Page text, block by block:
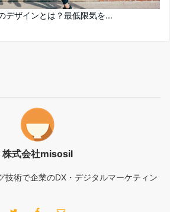
デザインとは？最低限気を...
株式会社misosil
技術で企業のDX・デジタルマーケティン